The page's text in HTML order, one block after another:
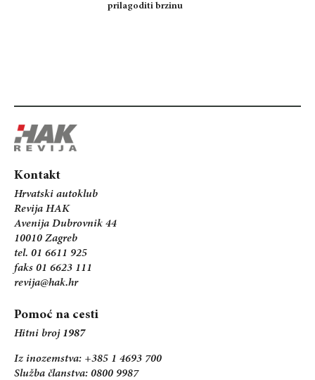
prilagoditi brzinu
Kontakt
Hrvatski autoklub
Revija HAK
Avenija Dubrovnik 44
10010 Zagreb
tel. 01 6611 925
faks 01 6623 111
revija@hak.hr
Pomoć na cesti
Hitni broj 1987
Iz inozemstva: +385 1 4693 700
Služba članstva: 0800 9987